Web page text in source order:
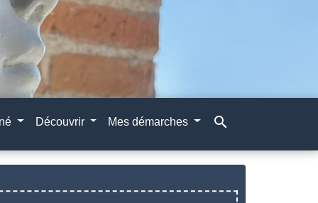
Découvrir Mes démarches search